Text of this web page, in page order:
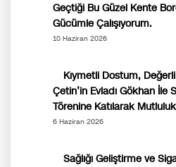
Geçtiği Bu Güzel Kente
Gücümle Çalışıyorum.
10 Haziran 2026
Kıymetli Dostum,
Çetin’in Evladı Gökhan İle
Törenine Katılarak
6 Haziran 2026
Sağlığı Geliştirme ve